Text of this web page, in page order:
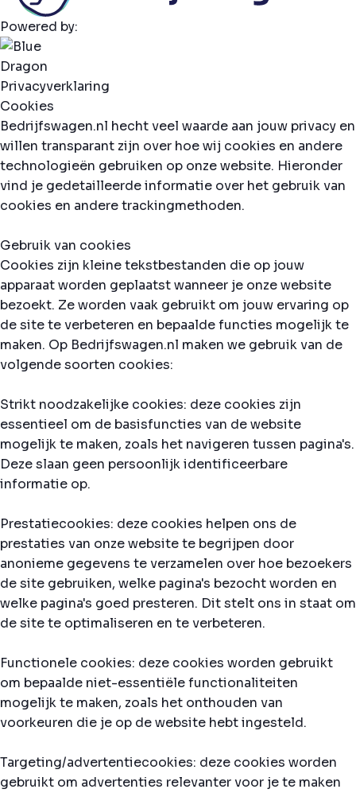
Powered by:
Privacyverklaring
Cookies
Bedrijfswagen.nl hecht veel waarde aan jouw privacy en
willen transparant zijn over hoe wij cookies en andere
technologieën gebruiken op onze website. Hieronder
vind je gedetailleerde informatie over het gebruik van
cookies en andere trackingmethoden.
Gebruik van cookies
Cookies zijn kleine tekstbestanden die op jouw
apparaat worden geplaatst wanneer je onze website
bezoekt. Ze worden vaak gebruikt om jouw ervaring op
de site te verbeteren en bepaalde functies mogelijk te
maken. Op Bedrijfswagen.nl maken we gebruik van de
volgende soorten cookies:
Strikt noodzakelijke cookies: deze cookies zijn
essentieel om de basisfuncties van de website
mogelijk te maken, zoals het navigeren tussen pagina's.
Deze slaan geen persoonlijk identificeerbare
informatie op.
Prestatiecookies: deze cookies helpen ons de
prestaties van onze website te begrijpen door
anonieme gegevens te verzamelen over hoe bezoekers
de site gebruiken, welke pagina's bezocht worden en
welke pagina's goed presteren. Dit stelt ons in staat om
de site te optimaliseren en te verbeteren.
Functionele cookies: deze cookies worden gebruikt
om bepaalde niet-essentiële functionaliteiten
mogelijk te maken, zoals het onthouden van
voorkeuren die je op de website hebt ingesteld.
Targeting/advertentiecookies: deze cookies worden
gebruikt om advertenties relevanter voor je te maken